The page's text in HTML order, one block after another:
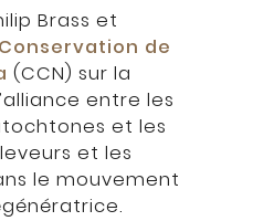
Brass et
Conservation de
(CCN) sur la
entre les
et les
et les
le mouvement